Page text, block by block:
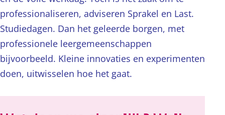
professionaliseren, adviseren Sprakel en Last.
Studiedagen. Dan het geleerde borgen, met
professionele leergemeenschappen
bijvoorbeeld. Kleine innovaties en experimenten
doen, uitwisselen hoe het gaat.